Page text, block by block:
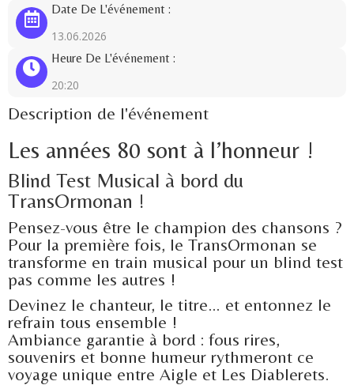
Date De L'événement :
13.06.2026
Heure De L'événement :
20:20
Description de l'événement
Les années 80 sont à l’honneur !
Blind Test Musical à bord du
TransOrmonan !
Pensez-vous être le champion des chansons ?
Pour la première fois, le TransOrmonan se
transforme en train musical pour un blind test
pas comme les autres !
Devinez le chanteur, le titre… et entonnez le
refrain tous ensemble !
Ambiance garantie à bord : fous rires,
souvenirs et bonne humeur rythmeront ce
voyage unique entre Aigle et Les Diablerets.